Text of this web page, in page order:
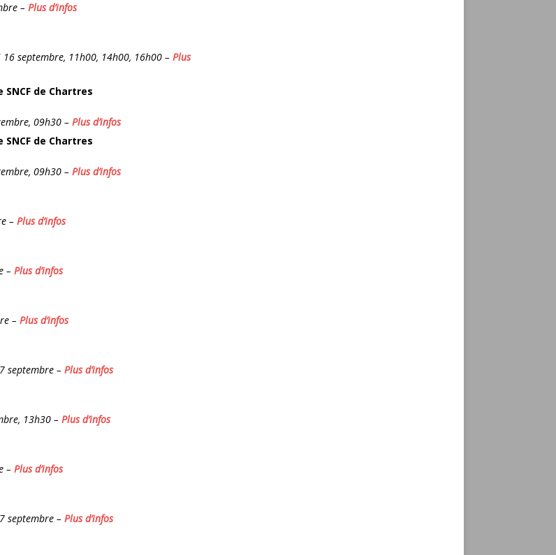
– Plus d’infos
septembre, 11h00, 14h00, 16h00 – Plus
de Chartres
09h30 – Plus d’infos
de Chartres
09h30 – Plus d’infos
– Plus d’infos
– Plus d’infos
– Plus d’infos
septembre – Plus d’infos
13h30 – Plus d’infos
– Plus d’infos
septembre – Plus d’infos